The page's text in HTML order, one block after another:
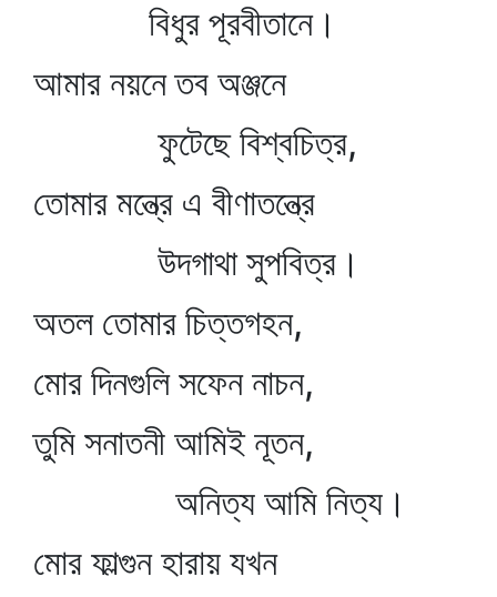
বিধুর পূরবীতানে।
আমার নয়নে তব অঞ্জনে
ফুটেছে বিশ্বচিত্র,
তোমার মন্ত্রে এ বীণাতন্ত্রে
উদগাথা সুপবিত্র।
অতল তোমার চিত্তগহন,
মোর দিনগুলি সফেন নাচন,
তুমি সনাতনী আমিই নূতন,
অনিত্য আমি নিত্য।
মোর ফাল্গুন হারায় যখন